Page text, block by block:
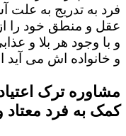
فرد به تدریج به علت
عقل و منطق خود را
و با وجود هر بلا و
و خانواده اش می آید
مشاوره ترک
کمک به فرد معتاد